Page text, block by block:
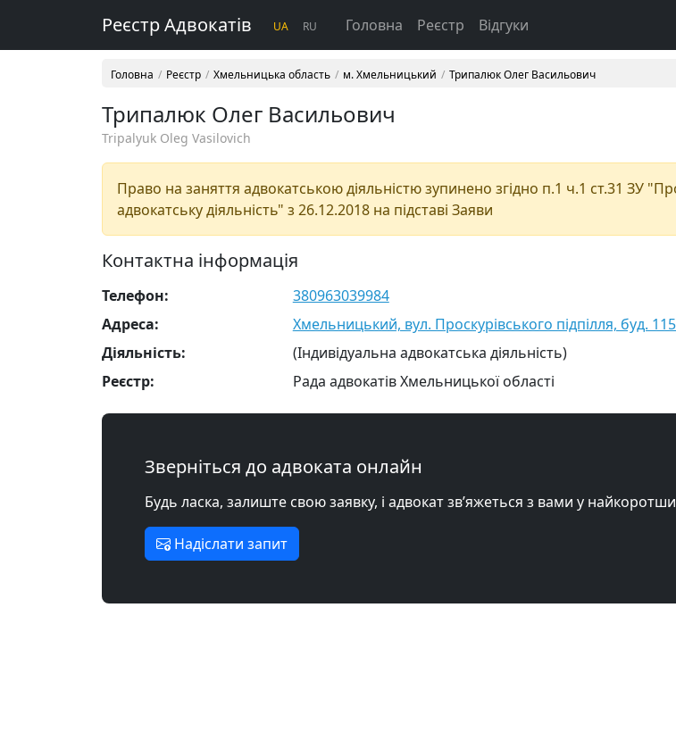
Реєстр Адвокатів UA RU Головна Реєстр Відгуки
Головна Реєстр Хмельницька область м. Хмельницький Трипалюк Олег Васильович
Трипалюк Олег Васильович
Tripalyuk Oleg Vasilovich
Право на заняття адвокатською діяльністю зупинено згідно п.1 ч.1 ст.31 ЗУ
адвокатську діяльність" з 26.12.2018 на підставі Заяви
Контактна інформація
Телефон:
380963039984
Адреса:
Хмельницький, вул. Проскурівського підпілля, буд.
Діяльність:
(Індивідуальна адвокатська діяльність)
Реєстр:
Рада адвокатів Хмельницької області
Зверніться до адвоката онлайн
Будь ласка, залиште свою заявку, і адвокат зв’яжеться з вами у
Надіслати запит